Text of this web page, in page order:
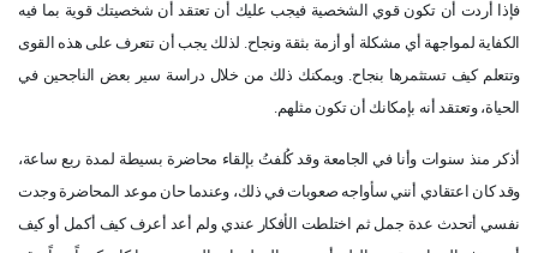
فإذا أردت أن تكون قوي الشخصية فيجب عليك أن تعتقد أن شخصيتك قوية بما فيه
الكفاية لمواجهة أي مشكلة أو أزمة بثقة ونجاح. لذلك يجب أن تتعرف على هذه القوى
وتتعلم كيف تستثمرها بنجاح. ويمكنك ذلك من خلال دراسة سير بعض الناجحين في
الحياة، وتعتقد أنه بإمكانك أن تكون مثلهم.
أذكر منذ سنوات وأنا في الجامعة وقد كُلفتُ بإلقاء محاضرة بسيطة لمدة ربع ساعة،
وقد كان اعتقادي أنني سأواجه صعوبات في ذلك، وعندما حان موعد المحاضرة وجدت
نفسي أتحدث عدة جمل ثم اختلطت الأفكار عندي ولم أعد أعرف كيف أكمل أو كيف